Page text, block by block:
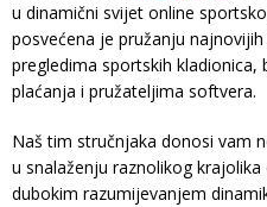
u dinamični svijet online
posvećena je pružanju
pregledima sportskih
plaćanja i pružateljima softvera.
Naš tim stručnjaka donosi vam
u snalaženju raznolikog
dubokim razumijevanjem